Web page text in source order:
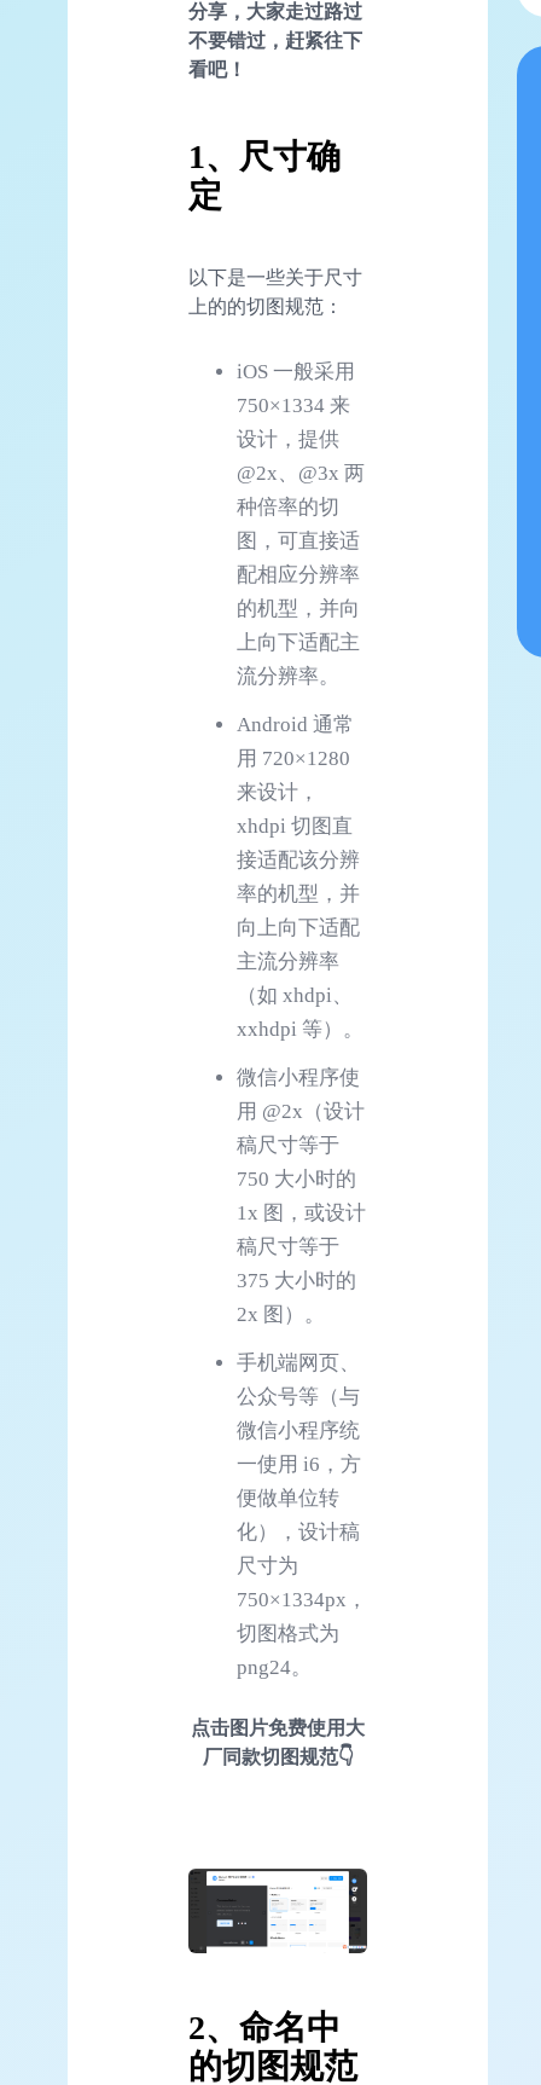
分享，大家走过路过
不要错过，赶紧往下
看吧！
1、尺寸确
定
以下是一些关于尺寸
上的的切图规范：
iOS 一般采用
750×1334 来
设计，提供
@2x、@3x 两
种倍率的切
图，可直接适
配相应分辨率
的机型，并向
上向下适配主
流分辨率。
Android 通常
用 720×1280
来设计，
xhdpi 切图直
接适配该分辨
率的机型，并
向上向下适配
主流分辨率
（如 xhdpi、
xxhdpi 等）。
微信小程序使
用 @2x（设计
稿尺寸等于
750 大小时的
1x 图，或设计
稿尺寸等于
375 大小时的
2x 图）。
手机端网页、
公众号等（与
微信小程序统
一使用 i6，方
便做单位转
化），设计稿
尺寸为
750×1334px，
切图格式为
png24。
点击图片免费使用大
厂同款切图规范👇
2、命名中
的切图规范